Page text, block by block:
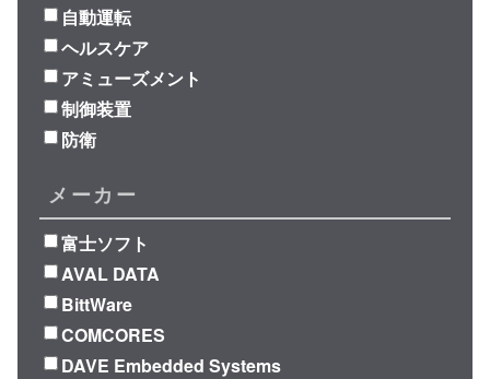
自動運転
ヘルスケア
アミューズメント
制御装置
防衛
メーカー
富士ソフト
AVAL DATA
BittWare
COMCORES
DAVE Embedded Systems